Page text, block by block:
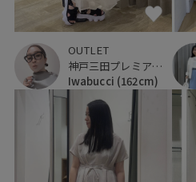
OUTLET
神戸三田プレミアム・アウトレット
Iwabucci (162cm)